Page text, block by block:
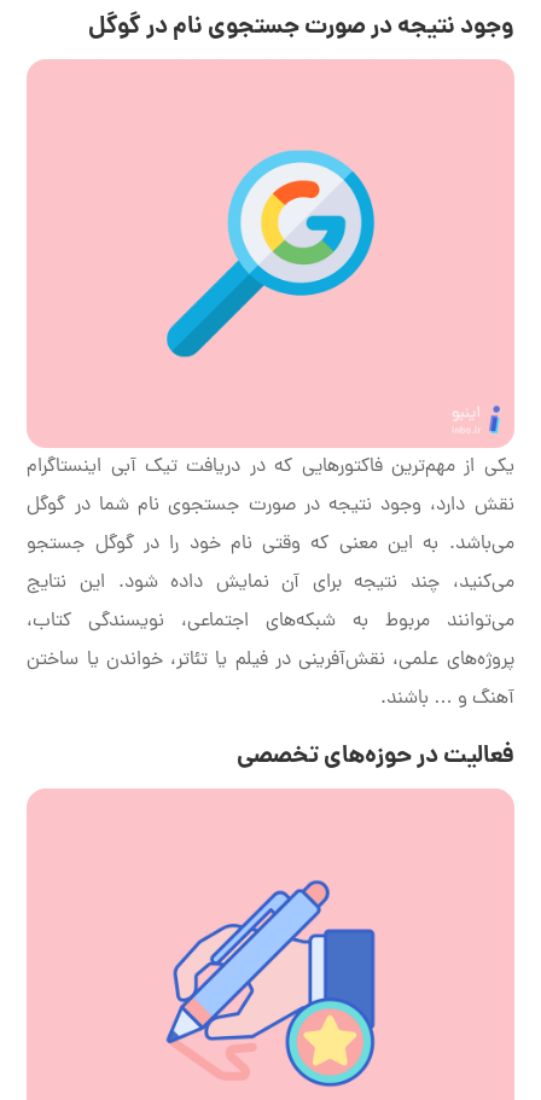
وجود نتیجه در صورت جستجوی نام در گوگل
یکی از مهم‌ترین فاکتورهایی که در دریافت تیک آبی اینستاگرام
نقش دارد، وجود نتیجه در صورت جستجوی نام شما در گوگل
می‌باشد. به این معنی که وقتی نام خود را در گوگل جستجو
می‌کنید، چند نتیجه برای آن نمایش داده شود. این نتایج
می‌توانند مربوط به شبکه‌های اجتماعی، نویسندگی کتاب،
پروژه‌های علمی، نقش‌آفرینی در فیلم یا تئاتر، خواندن یا ساختن
آهنگ و … باشند.
فعالیت در حوزه‌های تخصصی